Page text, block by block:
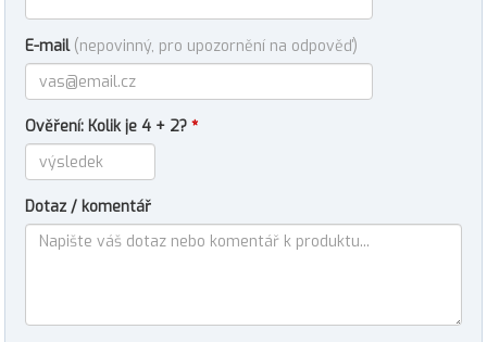
E-mail (nepovinný, pro upozornění na odpověď)
Ověření: Kolik je 4 + 2? *
Dotaz / komentář